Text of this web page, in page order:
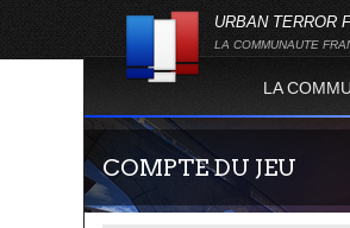
URBAN TERROR
LA COMMUNAUTE
LA
COMPTE DU JEU